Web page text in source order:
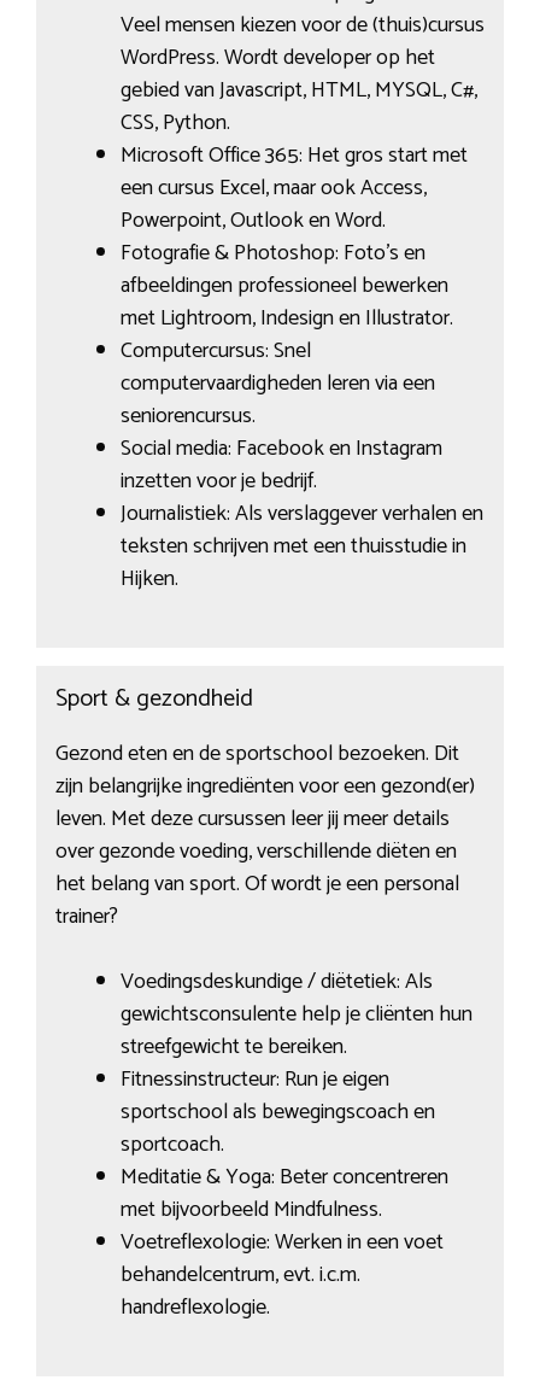
Veel mensen kiezen voor de (thuis)cursus
WordPress. Wordt developer op het
gebied van Javascript, HTML, MYSQL, C#,
CSS, Python.
Microsoft Office 365: Het gros start met
een cursus Excel, maar ook Access,
Powerpoint, Outlook en Word.
Fotografie & Photoshop: Foto’s en
afbeeldingen professioneel bewerken
met Lightroom, Indesign en Illustrator.
Computercursus: Snel
computervaardigheden leren via een
seniorencursus.
Social media: Facebook en Instagram
inzetten voor je bedrijf.
Journalistiek: Als verslaggever verhalen en
teksten schrijven met een thuisstudie in
Hijken.
Sport & gezondheid
Gezond eten en de sportschool bezoeken. Dit
zijn belangrijke ingrediënten voor een gezond(er)
leven. Met deze cursussen leer jij meer details
over gezonde voeding, verschillende diëten en
het belang van sport. Of wordt je een personal
trainer?
Voedingsdeskundige / diëtetiek: Als
gewichtsconsulente help je cliënten hun
streefgewicht te bereiken.
Fitnessinstructeur: Run je eigen
sportschool als bewegingscoach en
sportcoach.
Meditatie & Yoga: Beter concentreren
met bijvoorbeeld Mindfulness.
Voetreflexologie: Werken in een voet
behandelcentrum, evt. i.c.m.
handreflexologie.